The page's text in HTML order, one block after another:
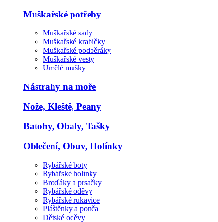
Muškařské potřeby
Muškařské sady
Muškařské krabičky
Muškařské podběráky
Muškařské vesty
Umělé mušky
Nástrahy na moře
Nože, Kleště, Peany
Batohy, Obaly, Tašky
Oblečení, Obuv, Holínky
Rybářské boty
Rybářské holínky
Broďáky a prsačky
Rybářské oděvy
Rybářské rukavice
Pláštěnky a ponča
Dětské oděvy